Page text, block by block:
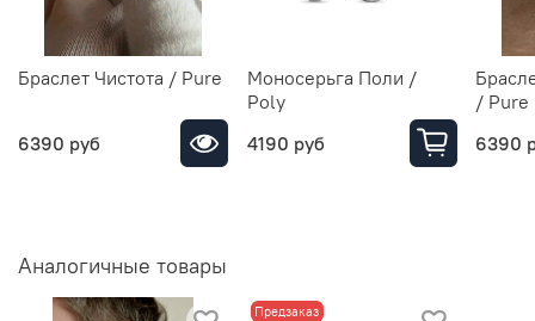
Браслет Чистота / Pure
6390 руб
Моносерьга Поли /
Poly
4190 руб
/ Pure
6390
Аналогичные товары
Предзаказ